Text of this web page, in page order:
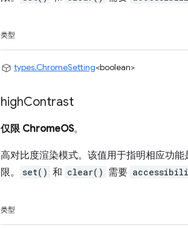
类型
types.ChromeSetting<boolean>
highContrast
仅限 ChromeOS。
高对比度渲染模式。该值用于指明相应功能
限。
set() 和 clear() 需要
类型